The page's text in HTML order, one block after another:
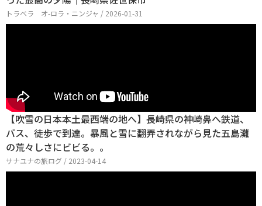
トラベラ オ-ロラ・ニンジャ / 2026-01-31
【吹雪の日本本土最西端の地へ】長崎県の神崎鼻へ鉄道、
バス、徒歩で到達。暴風と雪に翻弄されながら見た五島灘
の荒々しさにビビる。。
サナユナの旅ログ / 2023-04-14